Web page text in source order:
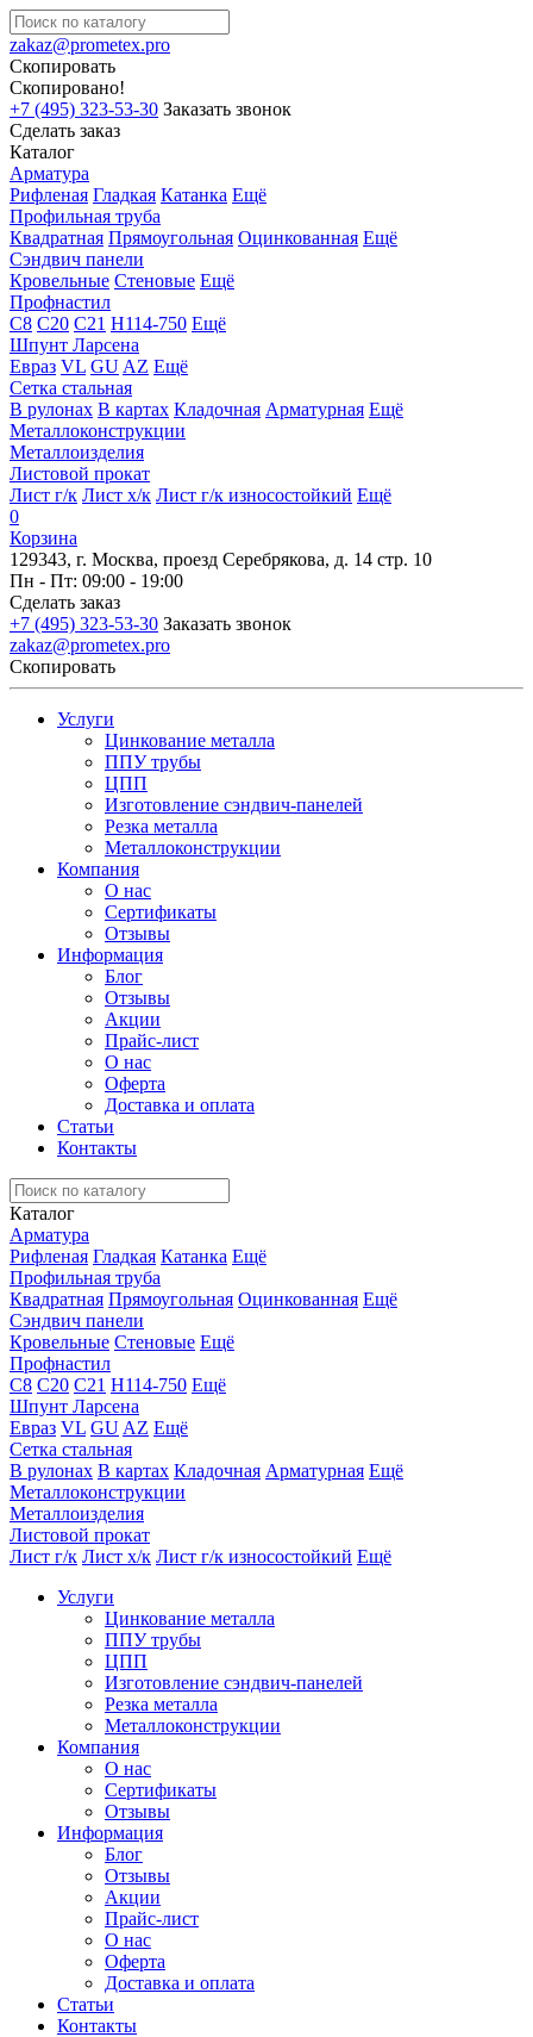
zakaz@prometex.pro
Скопировать
Скопировано!
+7 (495) 323-53-30 Заказать звонок
Сделать заказ
Каталог
Арматура
Рифленая Гладкая Катанка Ещё
Профильная труба
Квадратная Прямоугольная Оцинкованная Ещё
Сэндвич панели
Кровельные Стеновые Ещё
Профнастил
С8 С20 С21 Н114-750 Ещё
Шпунт Ларсена
Евраз VL GU AZ Ещё
Сетка стальная
В рулонах В картах Кладочная Арматурная Ещё
Металлоконструкции
Металлоизделия
Листовой прокат
Лист г/к Лист х/к Лист г/к износостойкий Ещё
0
Корзина
129343, г. Москва, проезд Серебрякова, д. 14 стр. 10
Пн - Пт: 09:00 - 19:00
Сделать заказ
+7 (495) 323-53-30 Заказать звонок
zakaz@prometex.pro
Скопировать
Услуги
Цинкование металла
ППУ трубы
ЦПП
Изготовление сэндвич-панелей
Резка металла
Металлоконструкции
Компания
О нас
Сертификаты
Отзывы
Информация
Блог
Отзывы
Акции
Прайс-лист
О нас
Оферта
Доставка и оплата
Статьи
Контакты
Каталог
Арматура
Рифленая Гладкая Катанка Ещё
Профильная труба
Квадратная Прямоугольная Оцинкованная Ещё
Сэндвич панели
Кровельные Стеновые Ещё
Профнастил
С8 С20 С21 Н114-750 Ещё
Шпунт Ларсена
Евраз VL GU AZ Ещё
Сетка стальная
В рулонах В картах Кладочная Арматурная Ещё
Металлоконструкции
Металлоизделия
Листовой прокат
Лист г/к Лист х/к Лист г/к износостойкий Ещё
Услуги
Цинкование металла
ППУ трубы
ЦПП
Изготовление сэндвич-панелей
Резка металла
Металлоконструкции
Компания
О нас
Сертификаты
Отзывы
Информация
Блог
Отзывы
Акции
Прайс-лист
О нас
Оферта
Доставка и оплата
Статьи
Контакты